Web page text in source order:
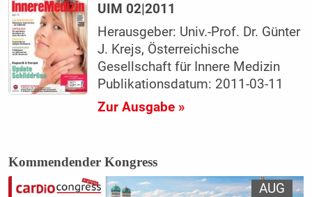
UIM 02|2011
Herausgeber: Univ.-Prof. Dr. Günter
J. Krejs, Österreichische
Gesellschaft für Innere Medizin
Publikationsdatum: 2011-03-11
Zur Ausgabe »
Kommendender Kongress
AUG